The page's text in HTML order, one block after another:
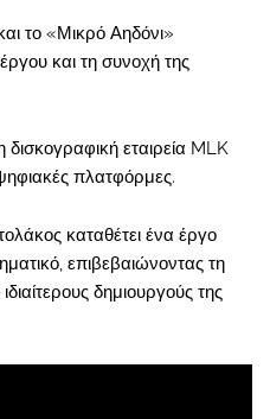
το «Μικρό Αηδόνι»
και τη συνοχή της
εταιρεία MLK
ψηφιακές πλατφόρμες.
καταθέτει ένα έργο
επιβεβαιώνοντας τη
δημιουργούς της